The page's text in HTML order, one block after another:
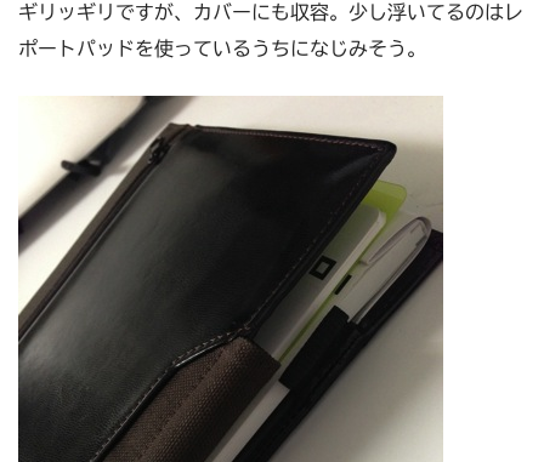
ギリッギリですが、カバーにも収容。少し浮いてるのはレ
ポートパッドを使っているうちになじみそう。